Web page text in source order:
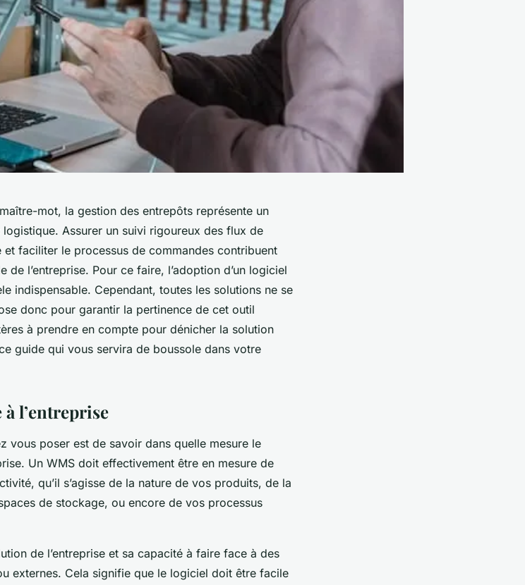
mot, la gestion des entrepôts représente un
Assurer un suivi rigoureux des flux de
faciliter le processus de commandes contribuent
l’entreprise. Pour ce faire, l’adoption d’un logiciel
indispensable. Cependant, toutes les solutions ne se
donc pour garantir la pertinence de cet outil
à prendre en compte pour dénicher la solution
guide qui vous servira de boussole dans votre
à l’entreprise
vous poser est de savoir dans quelle mesure le
Un WMS doit effectivement être en mesure de
qu’il s’agisse de la nature de vos produits, de la
de stockage, ou encore de vos processus
de l’entreprise et sa capacité à faire face à des
externes. Cela signifie que le logiciel doit être facile